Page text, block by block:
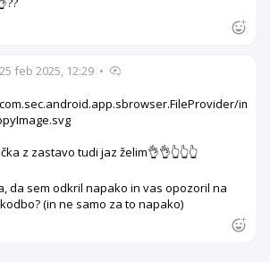
25 feb 2025, 12:29 •
z zastavo tudi jaz želim👌👌👆👆👆
da sem odkril napako in vas opozoril na
(in ne samo za to napako)